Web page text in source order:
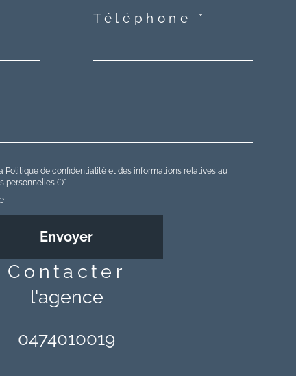
Téléphone *
Politique de confidentialité et des informations relatives au
personnelles (*)*
Envoyer
contacter
l'agence
0474010019